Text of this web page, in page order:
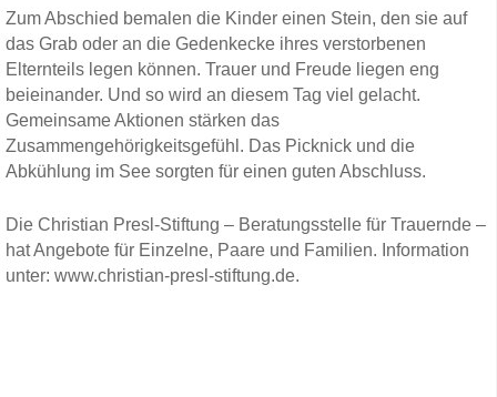
Zum Abschied bemalen die Kinder einen Stein, den sie auf
das Grab oder an die Gedenkecke ihres verstorbenen
Elternteils legen können. Trauer und Freude liegen eng
beieinander. Und so wird an diesem Tag viel gelacht.
Gemeinsame Aktionen stärken das
Zusammengehörigkeitsgefühl. Das Picknick und die
Abkühlung im See sorgten für einen guten Abschluss.
Die Christian Presl-Stiftung – Beratungsstelle für Trauernde –
hat Angebote für Einzelne, Paare und Familien. Information
unter: www.christian-presl-stiftung.de.